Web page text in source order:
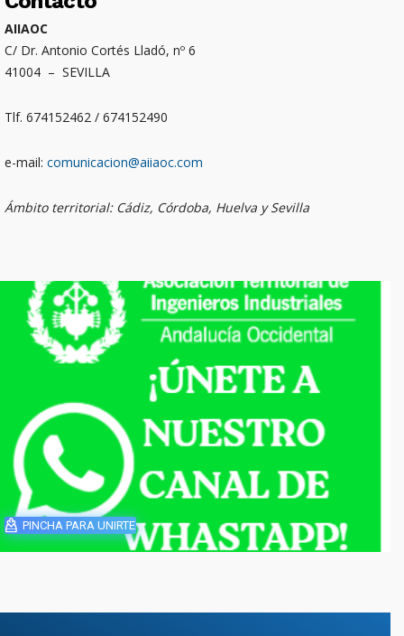
AIIAOC
C/ Dr. Antonio Cortés Lladó, nº 6
41004 – SEVILLA
Tlf. 674152462 / 674152490
e-mail: comunicacion@aiiaoc.com
Ámbito territorial: Cádiz, Córdoba, Huelva y Sevilla
PINCHA PARA UNIRTE